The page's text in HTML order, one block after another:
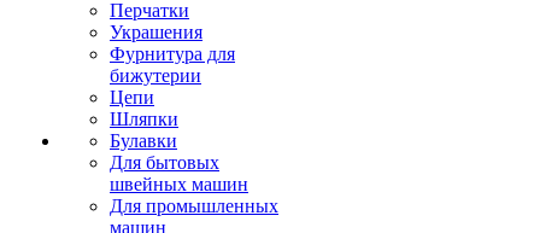
Перчатки
Украшения
Фурнитура для
бижутерии
Цепи
Шляпки
Булавки
Для бытовых
швейных машин
Для промышленных
машин